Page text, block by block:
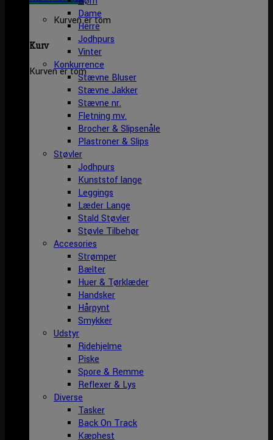
Kurven er tom
Kurv
Kurven er tom
Dame
Herre
Jodhpurs
Vinter
Konkurrence
Stævne Bluser
Stævne Jakker
Stævne nr.
Fletning mv.
Brocher & Slipsenåle
Plastroner & Slips
Støvler
Jodhpurs
Kunststof lange
Leggings
Læder Lange
Stald Støvler
Støvle Tilbehør
Accesories
Strømper
Bælter
Huer & Tørklæder
Handsker
Hårpynt
Smykker
Udstyr
Ridehjelme
Piske
Spore & Remme
Reflexer & Lys
Diverse
Tasker
Back On Track
Kæphest